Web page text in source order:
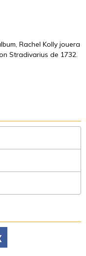
Rachel Kolly jouera
Stradivarius de 1732.